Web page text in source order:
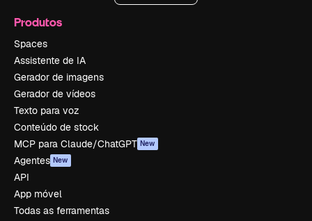
Produtos
Spaces
Assistente de IA
Gerador de imagens
Gerador de vídeos
Texto para voz
Conteúdo de stock
MCP para Claude/ChatGPT New
Agentes New
API
App móvel
Todas as ferramentas